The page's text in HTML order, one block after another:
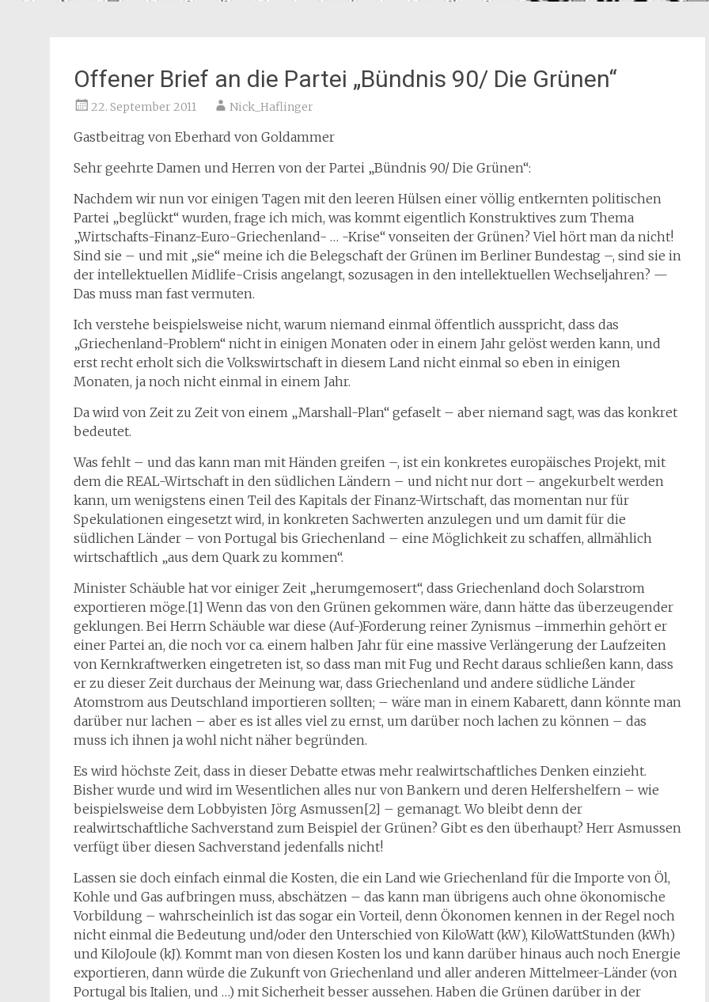
Offener Brief an die Partei „Bündnis 90/ Die Grünen“
22. September 2011 Nick_Haflinger
Gastbeitrag von Eberhard von Goldammer
Sehr geehrte Damen und Herren von der Partei „Bündnis 90/ Die Grünen“:
Nachdem wir nun vor einigen Tagen mit den leeren Hülsen einer völlig entkernten politischen
Partei „beglückt“ wurden, frage ich mich, was kommt eigentlich Konstruktives zum Thema
„Wirtschafts-Finanz-Euro-Griechenland- … -Krise“ vonseiten der Grünen? Viel hört man da nicht!
Sind sie – und mit „sie“ meine ich die Belegschaft der Grünen im Berliner Bundestag –, sind sie in
der intellektuellen Midlife-Crisis angelangt, sozusagen in den intellektuellen Wechseljahren? —
Das muss man fast vermuten.
Ich verstehe beispielsweise nicht, warum niemand einmal öffentlich ausspricht, dass das
„Griechenland-Problem“ nicht in einigen Monaten oder in einem Jahr gelöst werden kann, und
erst recht erholt sich die Volkswirtschaft in diesem Land nicht einmal so eben in einigen
Monaten, ja noch nicht einmal in einem Jahr.
Da wird von Zeit zu Zeit von einem „Marshall-Plan“ gefaselt – aber niemand sagt, was das konkret
bedeutet.
Was fehlt – und das kann man mit Händen greifen –, ist ein konkretes europäisches Projekt, mit
dem die REAL-Wirtschaft in den südlichen Ländern – und nicht nur dort – angekurbelt werden
kann, um wenigstens einen Teil des Kapitals der Finanz-Wirtschaft, das momentan nur für
Spekulationen eingesetzt wird, in konkreten Sachwerten anzulegen und um damit für die
südlichen Länder – von Portugal bis Griechenland – eine Möglichkeit zu schaffen, allmählich
wirtschaftlich „aus dem Quark zu kommen“.
Minister Schäuble hat vor einiger Zeit „herumgemosert“, dass Griechenland doch Solarstrom
exportieren möge.[1] Wenn das von den Grünen gekommen wäre, dann hätte das überzeugender
geklungen. Bei Herrn Schäuble war diese (Auf-)Forderung reiner Zynismus –immerhin gehört er
einer Partei an, die noch vor ca. einem halben Jahr für eine massive Verlängerung der Laufzeiten
von Kernkraftwerken eingetreten ist, so dass man mit Fug und Recht daraus schließen kann, dass
er zu dieser Zeit durchaus der Meinung war, dass Griechenland und andere südliche Länder
Atomstrom aus Deutschland importieren sollten; – wäre man in einem Kabarett, dann könnte man
darüber nur lachen – aber es ist alles viel zu ernst, um darüber noch lachen zu können – das
muss ich ihnen ja wohl nicht näher begründen.
Es wird höchste Zeit, dass in dieser Debatte etwas mehr realwirtschaftliches Denken einzieht.
Bisher wurde und wird im Wesentlichen alles nur von Bankern und deren Helfershelfern – wie
beispielsweise dem Lobbyisten Jörg Asmussen[2] – gemanagt. Wo bleibt denn der
realwirtschaftliche Sachverstand zum Beispiel der Grünen? Gibt es den überhaupt? Herr Asmussen
verfügt über diesen Sachverstand jedenfalls nicht!
Lassen sie doch einfach einmal die Kosten, die ein Land wie Griechenland für die Importe von Öl,
Kohle und Gas aufbringen muss, abschätzen – das kann man übrigens auch ohne ökonomische
Vorbildung – wahrscheinlich ist das sogar ein Vorteil, denn Ökonomen kennen in der Regel noch
nicht einmal die Bedeutung und/oder den Unterschied von KiloWatt (kW), KiloWattStunden (kWh)
und KiloJoule (kJ). Kommt man von diesen Kosten los und kann darüber hinaus auch noch Energie
exportieren, dann würde die Zukunft von Griechenland und aller anderen Mittelmeer-Länder (von
Portugal bis Italien, und …) mit Sicherheit besser aussehen. Haben die Grünen darüber in der